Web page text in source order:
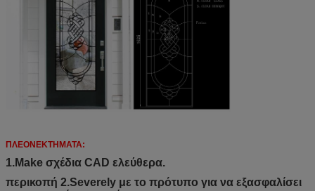
ΠΛΕΟΝΕΚΤΗΜΑΤΑ:
1.Make σχέδια CAD ελεύθερα.
περικοπή 2.Severely με το πρότυπο για να εξασφαλίσει